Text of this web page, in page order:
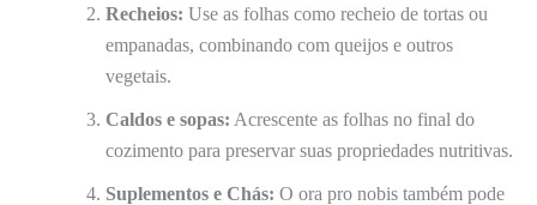
Recheios: Use as folhas como recheio de tortas ou
empanadas, combinando com queijos e outros
vegetais.
Caldos e sopas: Acrescente as folhas no final do
cozimento para preservar suas propriedades nutritivas.
Suplementos e Chás: O ora pro nobis também pode